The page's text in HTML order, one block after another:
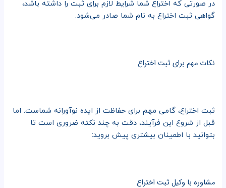
در صورتی که اختراع شما شرایط لازم برای ثبت را داشته باشد،
گواهی ثبت اختراع به نام شما صادر می‌شود.
نکات مهم برای ثبت اختراع
ثبت اختراع، گامی مهم برای حفاظت از ایده نوآورانه شماست. اما
قبل از شروع این فرآیند، دقت به چند نکته ضروری است تا
بتوانید با اطمینان بیشتری پیش بروید:
مشاوره با وکیل ثبت اختراع